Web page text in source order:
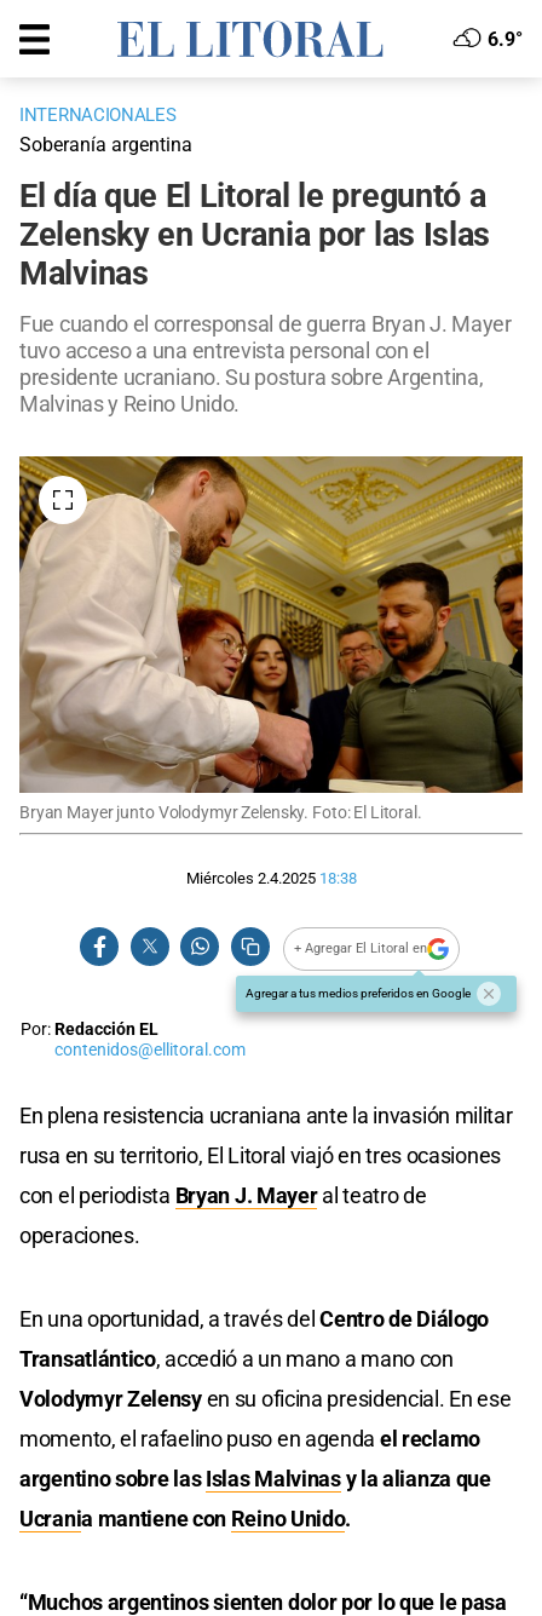
6.9°
INTERNACIONALES
Soberanía argentina
El día que El Litoral le preguntó a
Zelensky en Ucrania por las Islas
Malvinas
Fue cuando el corresponsal de guerra Bryan J. Mayer
tuvo acceso a una entrevista personal con el
presidente ucraniano. Su postura sobre Argentina,
Malvinas y Reino Unido.
Bryan Mayer junto Volodymyr Zelensky. Foto: El Litoral.
Miércoles 2.4.2025 18:38
+ Agregar El Litoral en
Agregar a tus medios preferidos en Google
Por:Redacción EL
contenidos@ellitoral.com
En plena resistencia ucraniana ante la invasión militar
rusa en su territorio, El Litoral viajó en tres ocasiones
con el periodista Bryan J. Mayeral teatro de
operaciones.
En una oportunidad, a través delCentro de Diálogo
Transatlántico, accedió a un mano a mano con
Volodymyr Zelensyen su oficina presidencial. En ese
momento, el rafaelino puso en agenda el reclamo
argentino sobre lasIslas Malvinasy la alianza que
Ucrania mantiene con Reino Unido.
“Muchos argentinos sienten dolor por lo que le pasa